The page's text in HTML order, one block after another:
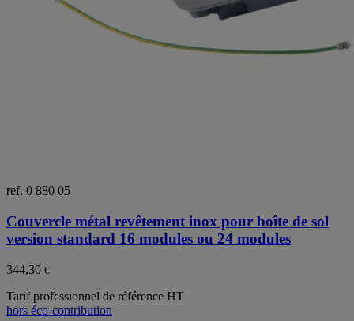
ref. 0 880 05
Couvercle métal revêtement inox pour boîte de sol
version standard 16 modules ou 24 modules
344,30 €
Tarif professionnel de référence HT
hors éco-contribution